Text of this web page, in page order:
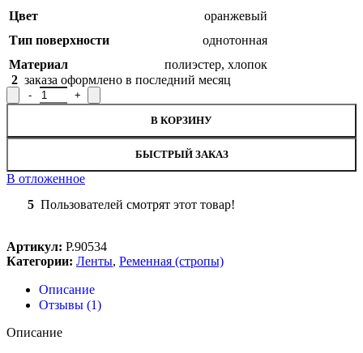
Цвет
оранжевый
Тип поверхности
однотонная
Материал
полиэстер, хлопок
2 заказа оформлено в последний месяц
Количество товара Лента ременная Р.90534, ширина 3,6 см
В КОРЗИНУ
БЫСТРЫЙ ЗАКАЗ
В отложенное
5 Пользователей смотрят этот товар!
Артикул: Р.90534
Категории: Ленты, Ременная (стропы)
Описание
Отзывы (1)
Описание